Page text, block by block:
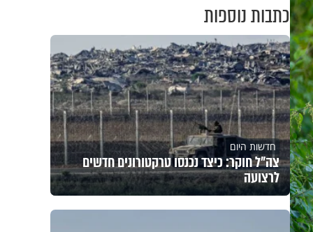
כתבות נוספות
חדשות היום
צה"ל חוקר: כיצד נכנסו טרקטורונים חדשים
לרצועה